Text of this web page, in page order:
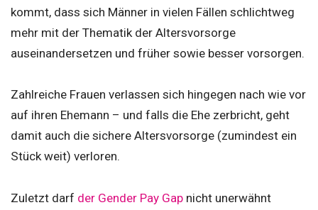
kommt, dass sich Männer in vielen Fällen schlichtweg
mehr mit der Thematik der Altersvorsorge
auseinandersetzen und früher sowie besser vorsorgen.
Zahlreiche Frauen verlassen sich hingegen nach wie vor
auf ihren Ehemann – und falls die Ehe zerbricht, geht
damit auch die sichere Altersvorsorge (zumindest ein
Stück weit) verloren.
Zuletzt darf der Gender Pay Gap nicht unerwähnt